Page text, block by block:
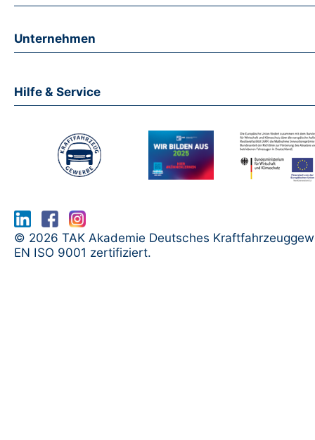
Unternehmen
Hilfe & Service
© 2026 TAK Akademie Deutsches
EN ISO 9001 zertifiziert.